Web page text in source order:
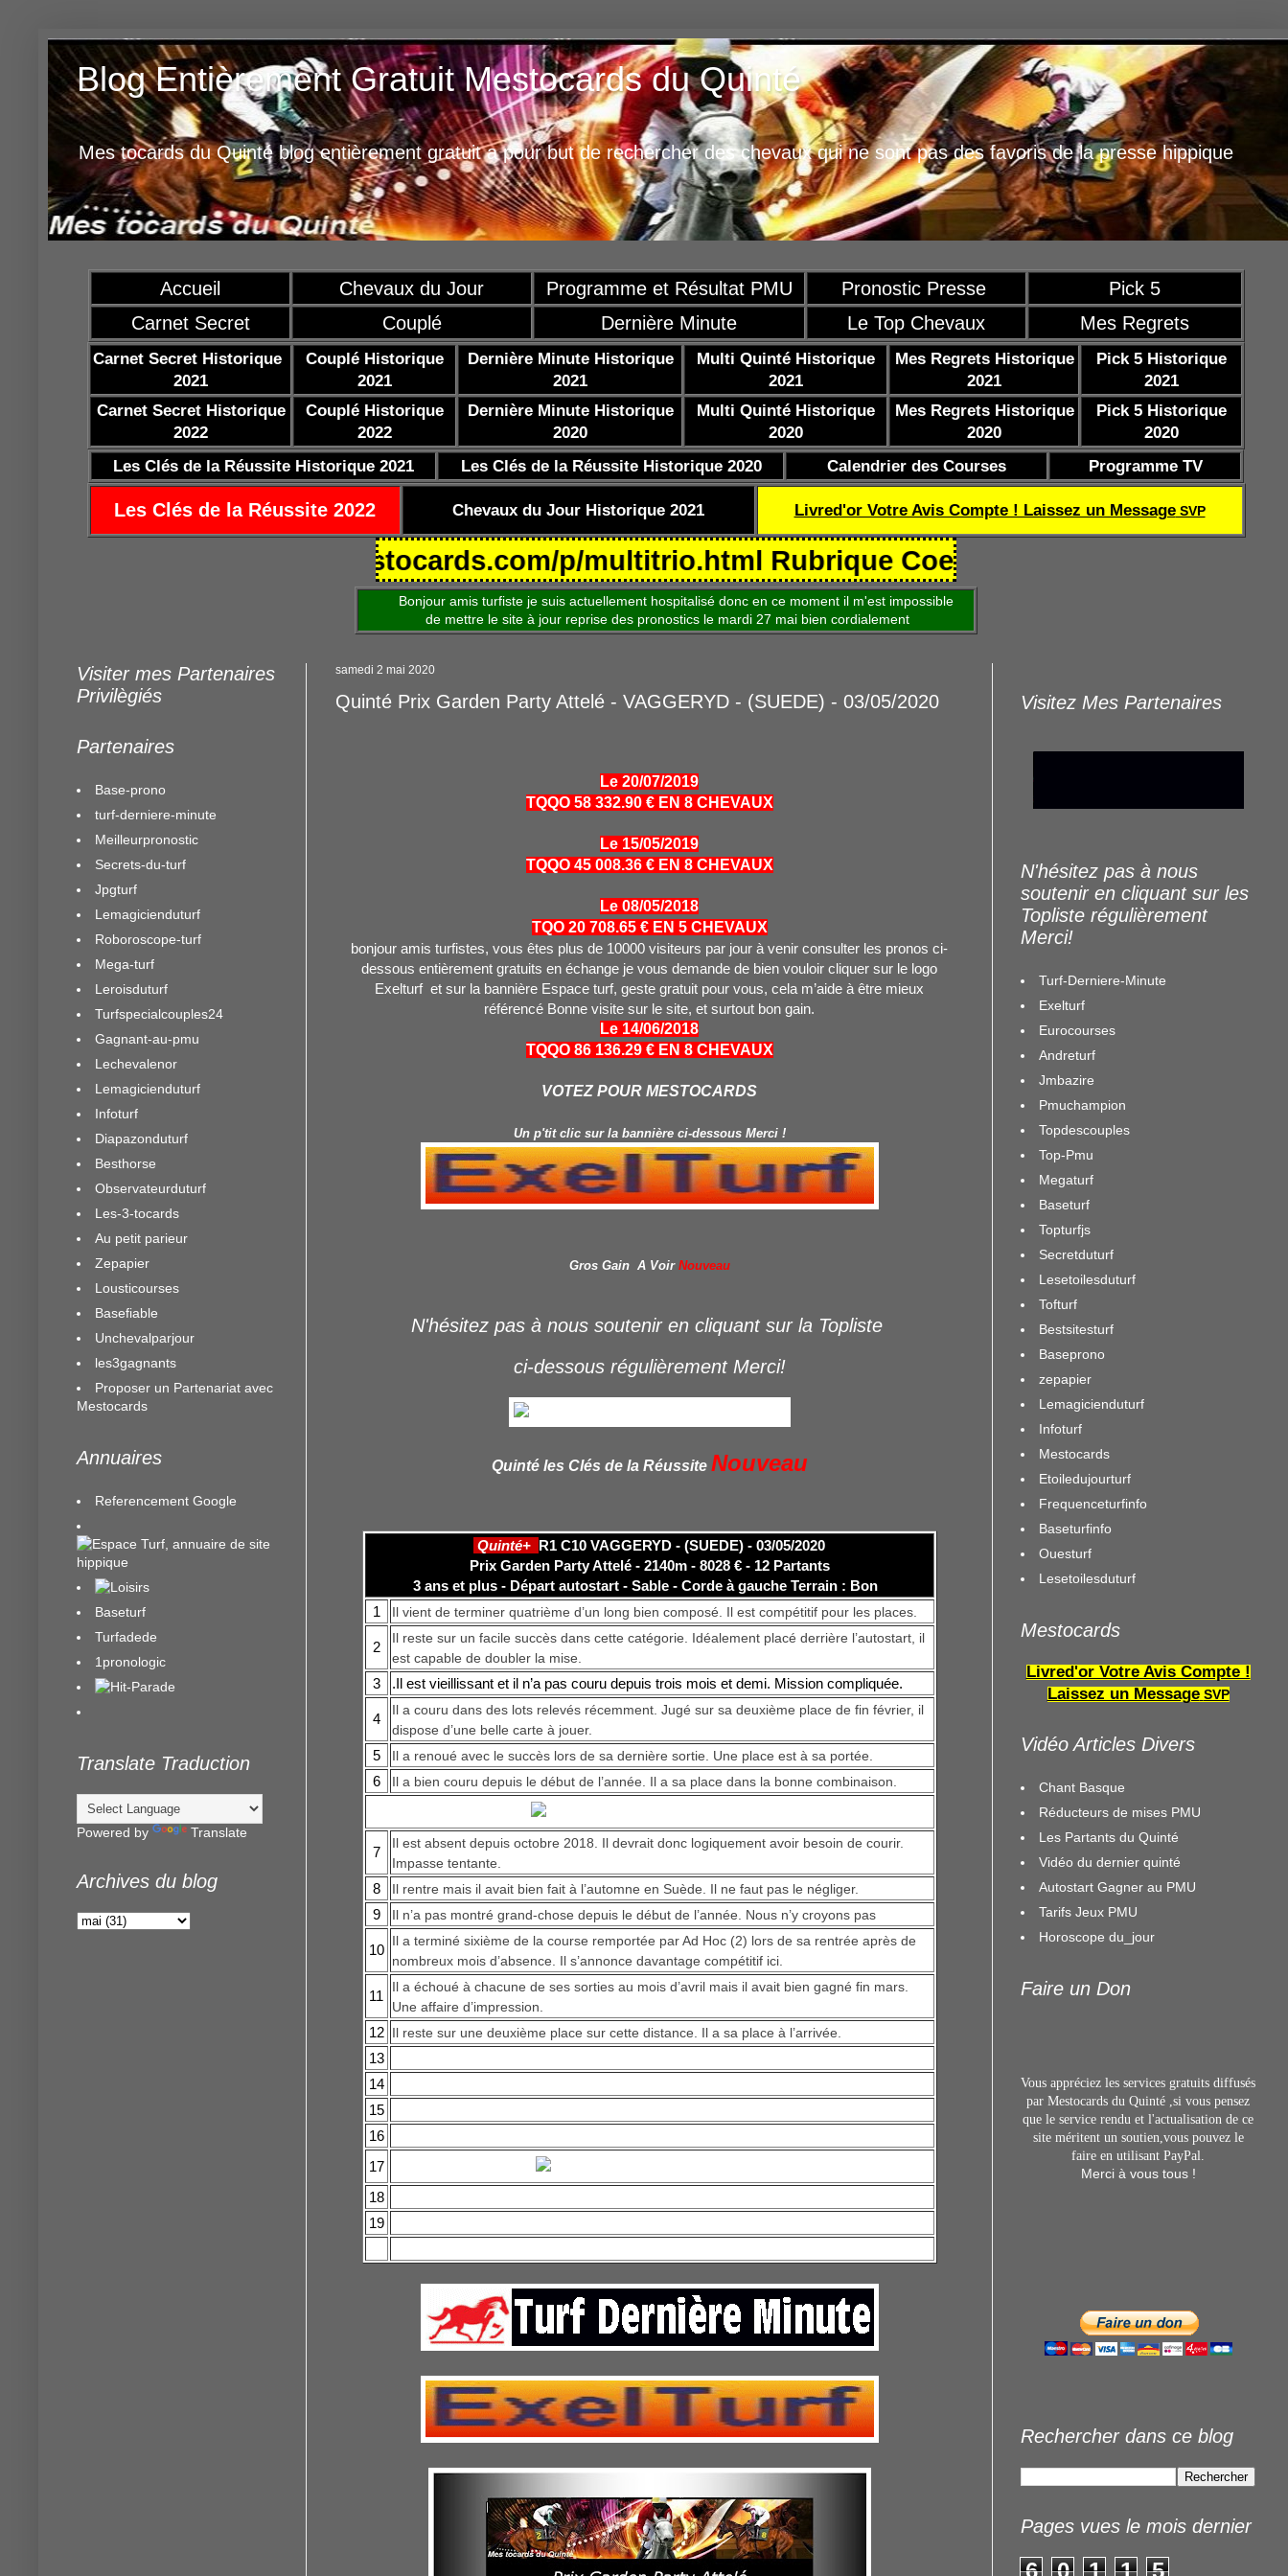
Blog Entièrement Gratuit Mestocards du Quinté
Mes tocards du Quinté blog entièrement gratuit a pour but de rechercher des chevaux qui ne sont pas des favoris de la presse hippique
Accueil Chevaux du Jour Programme et Résultat PMU Pronostic Presse
Pick 5
Carnet Secret
Couplé Dernière Minute Le Top Chevaux Mes Regrets
Carnet Secret Historique
2021
Couplé Historique
2021
Dernière Minute Historique
2021
Multi Quinté Historique
2021
Mes Regrets Historique
2021
Pick 5 Historique
2021
Carnet Secret Historique
2022
Couplé Historique
2022
Dernière Minute Historique
2020
Multi Quinté Historique
2020
Mes Regrets Historique
2020
Pick 5 Historique
2020
Les Clés de la Réussite Historique 2021
Les Clés de la Réussite Historique 2020 Calendrier des Courses Programme TV
Les Clés de la Réussite 2022 Chevaux du Jour Historique 2021 Livred'or Votre Avis Compte ! Laissez un MessageSVP
2021 https://www.mestocards.com/p/multitrio.html Rubrique Coef de réussite TQOQD 24
Bonjour amis turfiste je suis actuellement hospitalisé donc en ce moment il m'est impossible
de mettre le site à jour reprise des pronostics le mardi 27 mai bien cordialement
samedi 2 mai 2020
Quinté Prix Garden Party Attelé - VAGGERYD - (SUEDE) - 03/05/2020
Le 20/07/2019
TQQO 58 332.90 € EN 8 CHEVAUX
Le 15/05/2019
TQQO 45 008.36 € EN 8 CHEVAUX
Le 08/05/2018
TQO 20 708.65 € EN 5 CHEVAUX
bonjour amis turfistes, vous êtes plus de 10000 visiteurs par jour à venir consulter les pronos ci-
dessous entièrement gratuits en échange je vous demande de bien vouloir cliquer sur le logo
Exelturf et sur la bannière Espace turf, geste gratuit pour vous, cela m’aide à être mieux
référencé Bonne visite sur le site, et surtout bon gain.
Le 14/06/2018
TQQO 86 136.29 € EN 8 CHEVAUX
VOTEZ POUR MESTOCARDS
Un p'tit clic sur la bannière ci-dessous Merci !
Gros Gain A Voir Nouveau
N'hésitez pas à nous soutenir en cliquant sur la Topliste
ci-dessous régulièrement Merci!
Quinté les Clés de la Réussite Nouveau
Quinté+ R1 C10 VAGGERYD - (SUEDE) - 03/05/2020
Prix Garden Party Attelé - 2140m - 8028 € - 12 Partants
3 ans et plus - Départ autostart - Sable - Corde à gauche Terrain : Bon
1
Il vient de terminer quatrième d’un long bien composé. Il est compétitif pour les places.
2
Il reste sur un facile succès dans cette catégorie. Idéalement placé derrière l’autostart, il
est capable de doubler la mise.
3 .Il est vieillissant et il n’a pas couru depuis trois mois et demi. Mission compliquée.
4
Il a couru dans des lots relevés récemment. Jugé sur sa deuxième place de fin février, il
dispose d’une belle carte à jouer.
5 Il a renoué avec le succès lors de sa dernière sortie. Une place est à sa portée.
6 Il a bien couru depuis le début de l’année. Il a sa place dans la bonne combinaison.
7
Il est absent depuis octobre 2018. Il devrait donc logiquement avoir besoin de courir.
Impasse tentante.
8 Il rentre mais il avait bien fait à l’automne en Suède. Il ne faut pas le négliger.
9 Il n’a pas montré grand-chose depuis le début de l’année. Nous n’y croyons pas
10
Il a terminé sixième de la course remportée par Ad Hoc (2) lors de sa rentrée après de
nombreux mois d’absence. Il s’annonce davantage compétitif ici.
11
Il a échoué à chacune de ses sorties au mois d’avril mais il avait bien gagné fin mars.
Une affaire d’impression.
12 Il reste sur une deuxième place sur cette distance. Il a sa place à l’arrivée.
13
14
15
16
17
18
19
Visiter mes Partenaires
Privilègiés
Partenaires
Base-prono
turf-derniere-minute
Meilleurpronostic
Secrets-du-turf
Jpgturf
Lemagicienduturf
Roboroscope-turf
Mega-turf
Leroisduturf
Turfspecialcouples24
Gagnant-au-pmu
Lechevalenor
Lemagicienduturf
Infoturf
Diapazonduturf
Besthorse
Observateurduturf
Les-3-tocards
Au petit parieur
Zepapier
Lousticourses
Basefiable
Unchevalparjour
les3gagnants
Proposer un Partenariat avec
Mestocards
Annuaires
Referencement Google
Baseturf
Turfadede
1pronologic
Translate Traduction
Powered by Translate
Archives du blog
Visitez Mes Partenaires
N'hésitez pas à nous
soutenir en cliquant sur les
Topliste régulièrement
Merci!
Turf-Derniere-Minute
Exelturf
Eurocourses
Andreturf
Jmbazire
Pmuchampion
Topdescouples
Top-Pmu
Megaturf
Baseturf
Topturfjs
Secretduturf
Lesetoilesduturf
Tofturf
Bestsitesturf
Baseprono
zepapier
Lemagicienduturf
Infoturf
Mestocards
Etoiledujourturf
Frequenceturfinfo
Baseturfinfo
Ouesturf
Lesetoilesduturf
Mestocards
Livred'or Votre Avis Compte !
Laissez un Message SVP
Vidéo Articles Divers
Chant Basque
Réducteurs de mises PMU
Les Partants du Quinté
Vidéo du dernier quinté
Autostart Gagner au PMU
Tarifs Jeux PMU
Horoscope du_jour
Faire un Don
Vous appréciez les services gratuits diffusés
par Mestocards du Quinté ,si vous pensez
que le service rendu et l'actualisation de ce
site méritent un soutien,vous pouvez le
faire en utilisant PayPal.
Merci à vous tous !
Rechercher dans ce blog
Pages vues le mois dernier
6 0 1 1 5